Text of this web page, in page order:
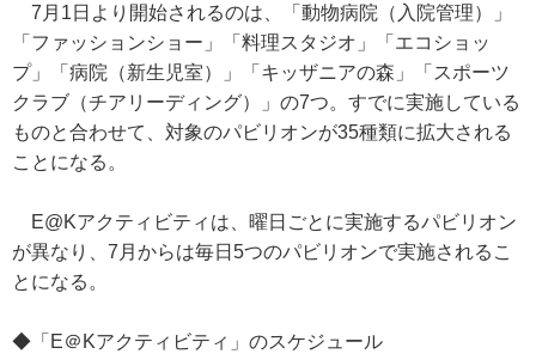
7月1日より開始されるのは、「動物病院（入院管理）」
「ファッションショー」「料理スタジオ」「エコショッ
プ」「病院（新生児室）」「キッザニアの森」「スポーツ
クラブ（チアリーディング）」の7つ。すでに実施している
ものと合わせて、対象のパビリオンが35種類に拡大される
ことになる。
E@Kアクティビティは、曜日ごとに実施するパビリオン
が異なり、7月からは毎日5つのパビリオンで実施されるこ
とになる。
◆「E＠Kアクティビティ」のスケジュール